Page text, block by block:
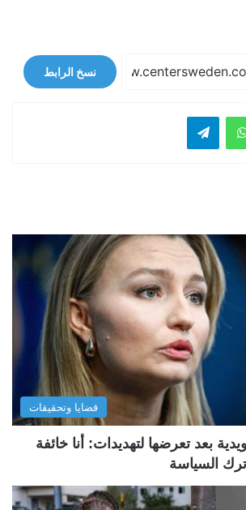
نسخ الرابط
واتساب
قضايا وتحقيقات
بعد تعرضها لتهديدات: أنا خائفة
السياسة